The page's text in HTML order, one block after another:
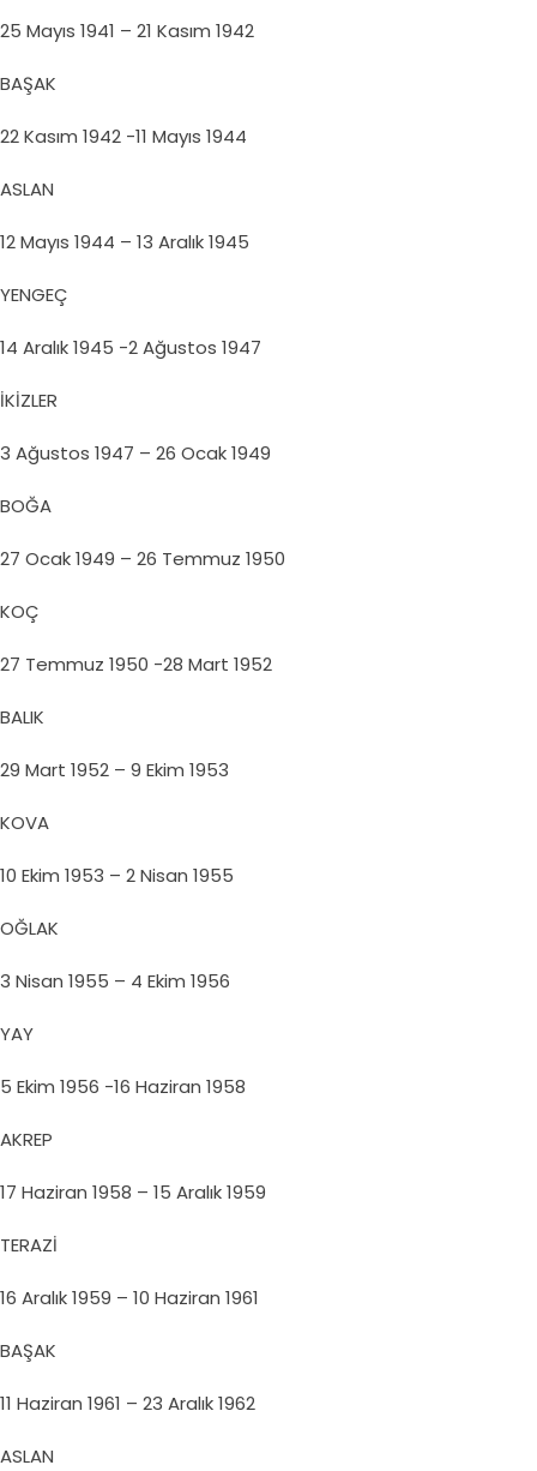
25 Mayıs 1941 – 21 Kasım 1942
BAŞAK
22 Kasım 1942 -11 Mayıs 1944
ASLAN
12 Mayıs 1944 – 13 Aralık 1945
YENGEÇ
14 Aralık 1945 -2 Ağustos 1947
İKİZLER
3 Ağustos 1947 – 26 Ocak 1949
BOĞA
27 Ocak 1949 – 26 Temmuz 1950
KOÇ
27 Temmuz 1950 -28 Mart 1952
BALIK
29 Mart 1952 – 9 Ekim 1953
KOVA
10 Ekim 1953 – 2 Nisan 1955
OĞLAK
3 Nisan 1955 – 4 Ekim 1956
YAY
5 Ekim 1956 -16 Haziran 1958
AKREP
17 Haziran 1958 – 15 Aralık 1959
TERAZİ
16 Aralık 1959 – 10 Haziran 1961
BAŞAK
11 Haziran 1961 – 23 Aralık 1962
ASLAN